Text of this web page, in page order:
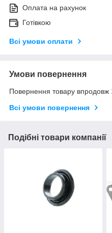
Оплата на рахунок
Готівкою
Всі умови оплати
Умови повернення
Повернення товару впродовж
Всі умови повернення
Подібні товари компанії